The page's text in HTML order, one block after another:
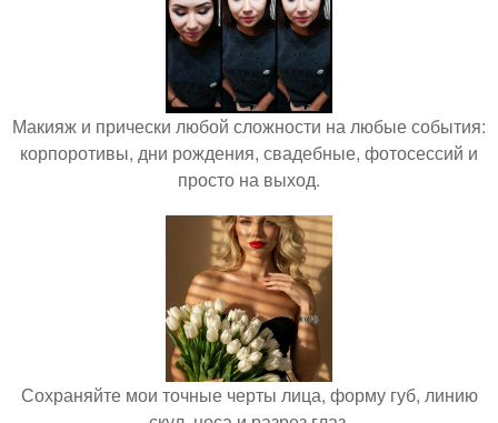
Макияж и прически любой сложности на любые события:
корпоротивы, дни рождения, свадебные, фотосессий и
просто на выход.
Сохраняйте мои точные черты лица, форму губ, линию